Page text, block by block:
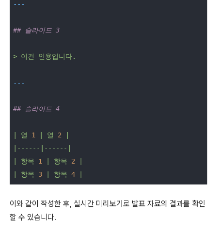
## 슬라이드 3
> 이건 인용입니다.
## 슬라이드 4
열 1 열 2
|------|------|
항목 1 항목 2
항목 3 항목 4
이와 같이 작성한 후, 실시간 미리보기로 발표 자료의 결과를 확인
할 수 있습니다.